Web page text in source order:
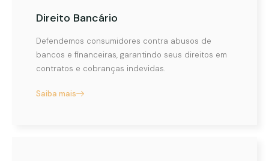
Direito Bancário
Defendemos consumidores contra abusos de
bancos e financeiras, garantindo seus direitos em
contratos e cobranças indevidas.
Saiba mais